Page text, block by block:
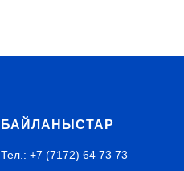
БАЙЛАНЫСТАР
Тел.: +7 (7172) 64 73 73